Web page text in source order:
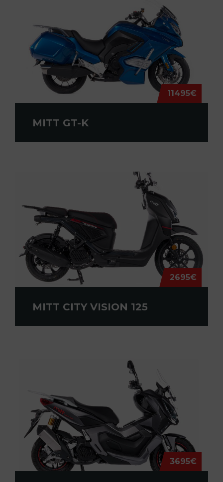
11495€
MITT GT-K
2695€
MITT CITY VISION 125
3695€